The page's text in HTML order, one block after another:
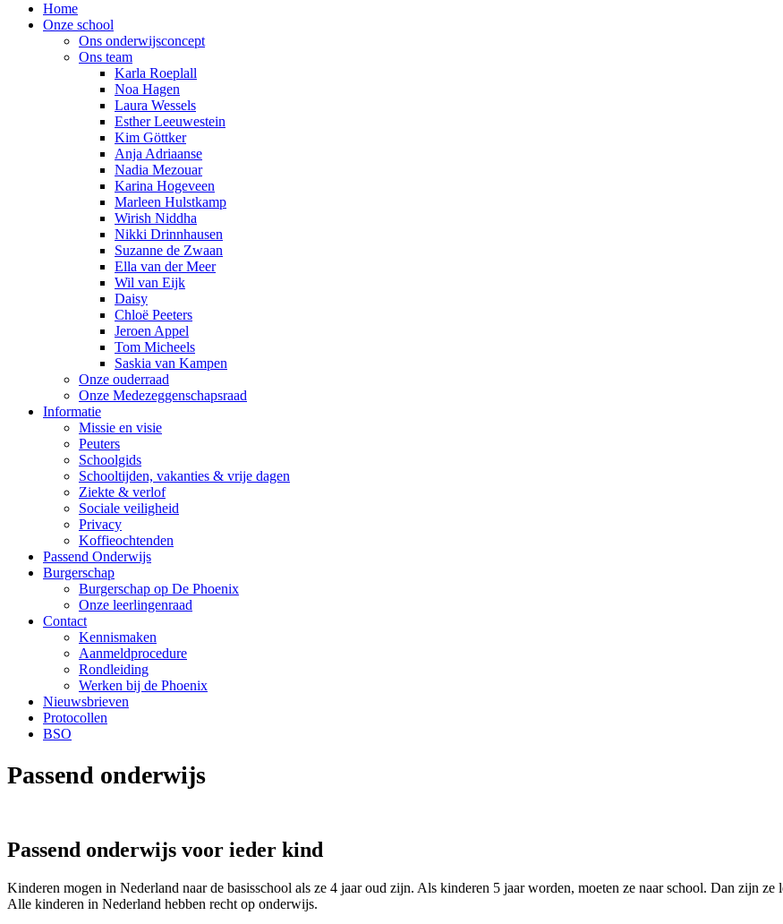
Home
Onze school
Ons onderwijsconcept
Ons team
Karla Roeplall
Noa Hagen
Laura Wessels
Esther Leeuwestein
Kim Göttker
Anja Adriaanse
Nadia Mezouar
Karina Hogeveen
Marleen Hulstkamp
Wirish Niddha
Nikki Drinnhausen
Suzanne de Zwaan
Ella van der Meer
Wil van Eijk
Daisy
Chloë Peeters
Jeroen Appel
Tom Micheels
Saskia van Kampen
Onze ouderraad
Onze Medezeggenschapsraad
Informatie
Missie en visie
Peuters
Schoolgids
Schooltijden, vakanties & vrije dagen
Ziekte & verlof
Sociale veiligheid
Privacy
Koffieochtenden
Passend Onderwijs
Burgerschap
Burgerschap op De Phoenix
Onze leerlingenraad
Contact
Kennismaken
Aanmeldprocedure
Rondleiding
Werken bij de Phoenix
Nieuwsbrieven
Protocollen
BSO
Passend onderwijs
Passend onderwijs voor ieder kind
Kinderen mogen in Nederland naar de basisschool als ze 4 jaar oud zijn. Als kinderen 5 jaar worden, moeten ze naar school. Dan zijn ze
Alle kinderen in Nederland hebben recht op onderwijs.